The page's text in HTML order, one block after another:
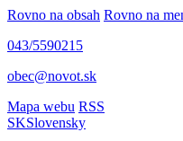
Rovno na obsah Rovno na
043/5590215
obec@novot.sk
Mapa webu RSS
SKSlovensky